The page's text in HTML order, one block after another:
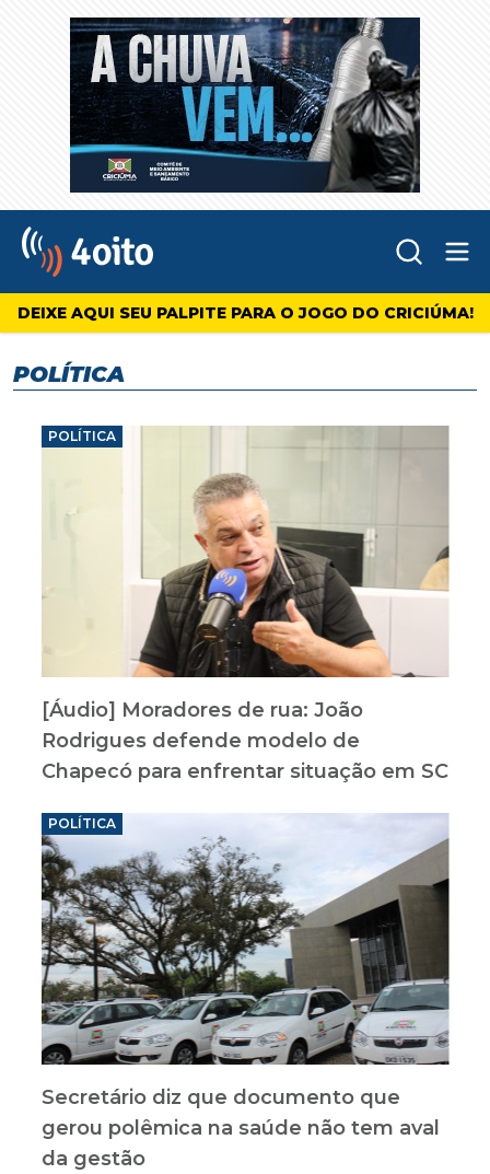
4oito
DEIXE AQUI SEU PALPITE PARA O JOGO DO CRICIÚMA!
POLÍTICA
POLÍTICA
[Áudio] Moradores de rua: João
Rodrigues defende modelo de
Chapecó para enfrentar situação em SC
POLÍTICA
Secretário diz que documento que
gerou polêmica na saúde não tem aval
da gestão